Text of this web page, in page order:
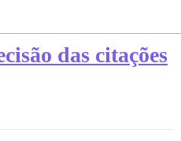
das citações